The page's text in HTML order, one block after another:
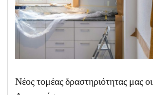
Νέος τομέας δραστηριότητας μας οι